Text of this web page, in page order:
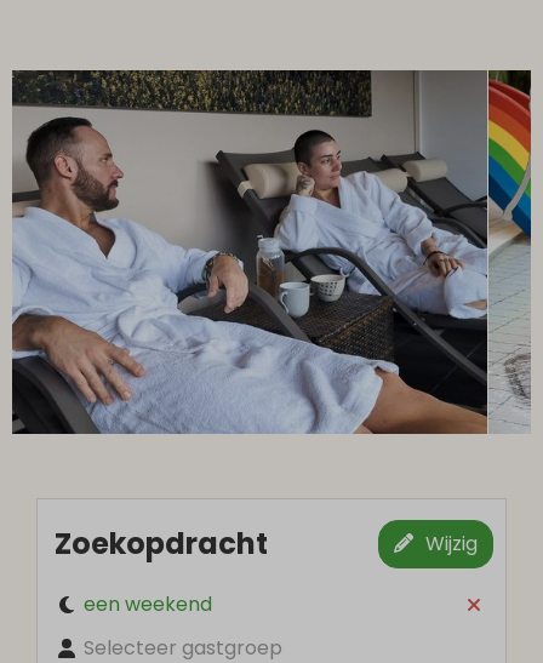
Zoekopdracht Wijzig
een weekend
Selecteer gastgroep